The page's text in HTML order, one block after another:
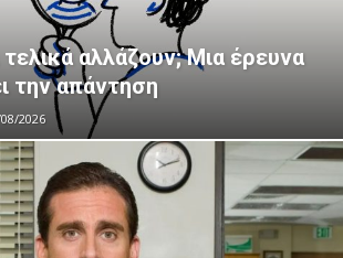
αλλάζουν; Μια έρευνα
την απάντηση
2026